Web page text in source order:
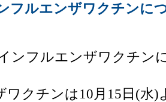
フルエンザワクチンに
ンフルエンザワクチン
ワクチンは10月15日(水)